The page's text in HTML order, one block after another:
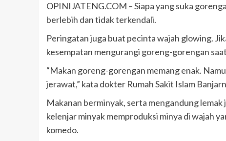
OPINIJATENG.COM – Siapa yang suka
berlebih dan tidak terkendali.
Peringatan juga buat pecinta wajah glowing.
kesempatan mengurangi goreng-gorengan
“Makan goreng-gorengan memang enak.
jerawat,” kata dokter Rumah Sakit Islam
Makanan berminyak, serta mengandung
kelenjar minyak memproduksi minya di wajah
komedo.